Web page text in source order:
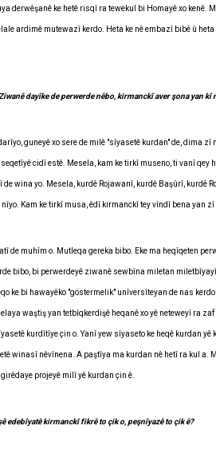
derwêşanê ke hetê risqî ra tewekul bi Homayê xo kenê.
ardimê mutewazî kerdo. Heta ke nê embazî bibê û
dayîke de perwerde nêbo, kirmanckî aver şona yan kî
guneyê xo sere de milê "sîyasetê kurdan" de, dima zî
cidî estê. Mesela, kam ke tirkî museno, ti vanî qey
wina yo. Mesela, kurdê Rojawanî, kurdê Başûrî, kurdê
Kam ke tirkî musa, êdî kirmanckî tey vîndî bena yan zî
de muhîm o. Mutleqa gereka bibo. Eke ma heqîqeten
bibo, bi perwerdeyê ziwanê sewbîna miletan
ke bi hawayêko "göstermelik" unîversîteyan de nas
waştiş yan tetbîqkerdişê heqanê xo yê neteweyî ra
kurdîtîye çin o. Yanî yew sîyaseto ke heqê kurdan
winasî nêvînena. A paştîya ma kurdan nê hetî ra kul
projeyê milî yê kurdan çin ê.
edebîyatê kirmanckî fikrê to çik o, peşnîyazê to çik ê?